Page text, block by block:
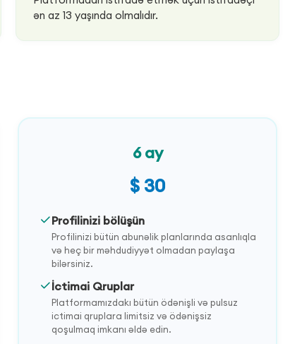
ən az 13 yaşında olmalıdır.
6 ay
$ 30
Profilinizi bölüşün
Profilinizi bütün abunəlik planlarında asanlıqla
və heç bir məhdudiyyət olmadan paylaşa
bilərsiniz.
İctimai Qruplar
Platformamızdakı bütün ödənişli və pulsuz
ictimai qruplara limitsiz və ödənişsiz
qoşulmaq imkanı əldə edin.